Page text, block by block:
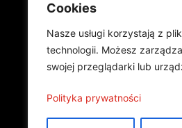
Cookies
Nasze usługi korzystają z
technologii. Możesz
swojej przeglądarki lub
Polityka prywatności